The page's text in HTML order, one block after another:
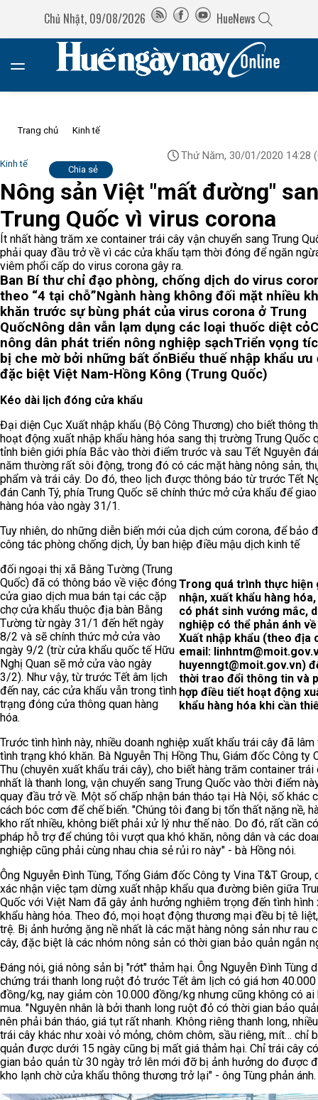
Chủ Nhật, 09/08/2026 HueNews
Trang chủ Kinh tế
Kinh tế
Thứ Năm, 30/01/2020 14:28
Chia sẻ
Nông sản Việt "mất đường"
Trung Quốc vì virus corona
Ít nhất hàng trăm xe container trái cây vận chuyển sang Trung
phải quay đầu trở về vì các cửa khẩu tạm thời đóng để ngăn
viêm phổi cấp do virus corona gây ra.
Ban Bí thư chỉ đạo phòng, chống dịch do virus
theo “4 tại chỗ”Ngành hàng không đối mặt nhiều
khăn trước sự bùng phát của virus corona ở Trung
QuốcNông dân vẫn lạm dụng các loại thuốc diệt cỏ
nông dân phát triển nông nghiệp sạchTriển vọng
bị che mờ bởi những bất ổnBiểu thuế nhập khẩu ưu
đặc biệt Việt Nam-Hồng Kông (Trung Quốc)
Kéo dài lịch đóng cửa khẩu
Đại diện Cục Xuất nhập khẩu (Bộ Công Thương) cho biết thông
hoạt động xuất nhập khẩu hàng hóa sang thị trường Trung Quốc
tỉnh biên giới phía Bắc vào thời điểm trước và sau Tết Nguyên
năm thường rất sôi động, trong đó có các mặt hàng nông sản,
phẩm và trái cây. Do đó, theo lịch được thông báo từ trước Tết
đán Canh Tý, phía Trung Quốc sẽ chính thức mở cửa khẩu để
hàng hóa vào ngày 31/1.
Tuy nhiên, do những diễn biến mới của dịch cúm corona, để bảo
công tác phòng chống dịch, Ủy ban hiệp điều mậu dịch kinh tế
Trong quá trình thực hiện
nhận, xuất khẩu hàng
có phát sinh vướng mắc,
nghiệp có thể phản ánh
Xuất nhập khẩu (theo địa
email:
huyenngt@moit.gov.vn)
thời trao đổi thông tin và
hợp điều tiết hoạt động
khẩu hàng hóa khi cần
đối ngoại thị xã Bằng Tường (Trung
Quốc) đã có thông báo về việc đóng
cửa giao dịch mua bán tại các cặp
chợ cửa khẩu thuộc địa bàn Bằng
Tường từ ngày 31/1 đến hết ngày
8/2 và sẽ chính thức mở cửa vào
ngày 9/2 (trừ cửa khẩu quốc tế Hữu
Nghị Quan sẽ mở cửa vào ngày
3/2). Như vậy, từ trước Tết âm lịch
đến nay, các cửa khẩu vẫn trong tình
trạng đóng cửa thông quan hàng
hóa.
Trước tình hình này, nhiều doanh nghiệp xuất khẩu trái cây đã lâm
tình trạng khó khăn. Bà Nguyễn Thị Hồng Thu, Giám đốc Công ty
Thu (chuyên xuất khẩu trái cây), cho biết hàng trăm container trái
nhất là thanh long, vận chuyển sang Trung Quốc vào thời điểm
quay đầu trở về. Một số chấp nhận bán tháo tại Hà Nội, số khác
cách bóc cơm để chế biến. "Chúng tôi đang bị tổn thất nặng nề,
kho rất nhiều, không biết phải xử lý như thế nào. Do đó, rất cần
pháp hỗ trợ để chúng tôi vượt qua khó khăn, nông dân và các
nghiệp cũng phải cùng nhau chia sẻ rủi ro này" - bà Hồng nói.
Ông Nguyễn Đình Tùng, Tổng Giám đốc Công ty Vina T&T Group,
xác nhận việc tạm dừng xuất nhập khẩu qua đường biên giữa
Quốc với Việt Nam đã gây ảnh hưởng nghiêm trọng đến tình hình
khẩu hàng hóa. Theo đó, mọi hoạt động thương mại đều bị tê
trệ. Bị ảnh hưởng ặng nề nhất là các mặt hàng nông sản như rau
cây, đặc biệt là các nhóm nông sản có thời gian bảo quản ngắn
Đáng nói, giá nông sản bị "rớt" thảm hại. Ông Nguyễn Đình Tùng
chứng trái thanh long ruột đỏ trước Tết âm lịch có giá hơn 40.000
đồng/kg, nay giảm còn 10.000 đồng/kg nhưng cũng không có ai
mua. "Nguyên nhân là bởi thanh long ruột đỏ có thời gian bảo
nên phải bán tháo, giá tụt rất nhanh. Không riêng thanh long,
trái cây khác như xoài vỏ mỏng, chôm chôm, sầu riêng, mít… chỉ
quản được dưới 15 ngày cũng bị mất giá thảm hại. Chỉ trái cây
gian bảo quản từ 30 ngày trở lên mới đỡ bị ảnh hưởng do được
kho lạnh chờ cửa khẩu thông thương trở lại" - ông Tùng phản ánh.